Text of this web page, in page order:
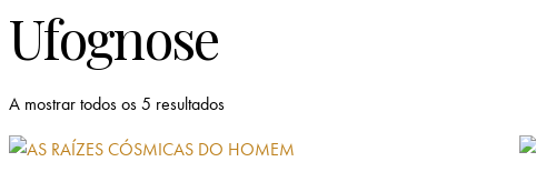
Ufognose
A mostrar todos os 5 resultados